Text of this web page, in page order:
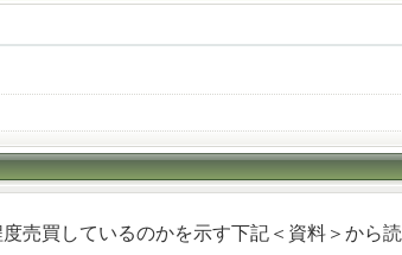
売買しているのかを示す下記＜資料＞から読